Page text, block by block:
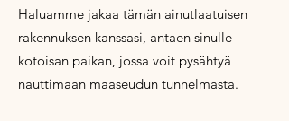
Haluamme jakaa tämän ainutlaatuisen
rakennuksen kanssasi, antaen sinulle
kotoisan paikan, jossa voit pysähtyä
nauttimaan maaseudun tunnelmasta.